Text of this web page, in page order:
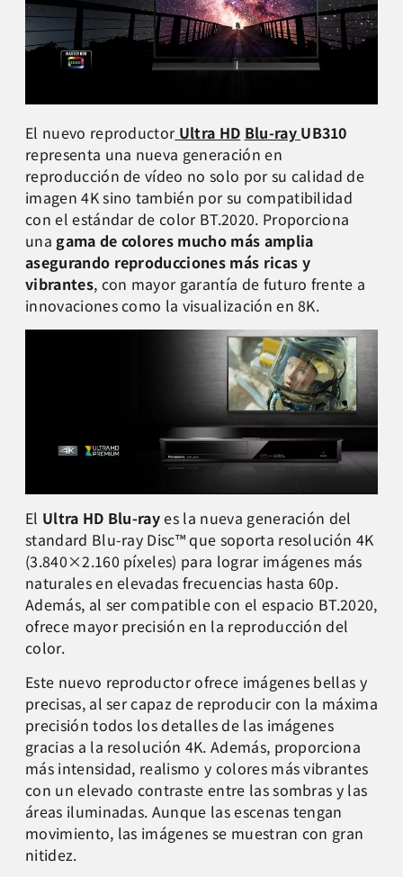
El nuevo reproductorUltra HD Blu-ray UB310
representa una nueva generación en
reproducción de vídeo no solo por su calidad de
imagen 4K sino también por su compatibilidad
con el estándar de color BT.2020. Proporciona
una gama de colores mucho más amplia
asegurando reproducciones más ricas y
vibrantes, con mayor garantía de futuro frente a
innovaciones como la visualización en 8K.
El Ultra HD Blu-rayes la nueva generación del
standard Blu-ray Disc™ que soporta resolución 4K
(3.840×2.160 píxeles) para lograr imágenes más
naturales en elevadas frecuencias hasta 60p.
Además, al ser compatible con el espacio BT.2020,
ofrece mayor precisión en la reproducción del
color.
Este nuevo reproductor ofrece imágenes bellas y
precisas, al ser capaz de reproducir con la máxima
precisión todos los detalles de las imágenes
gracias a la resolución 4K. Además, proporciona
más intensidad, realismo y colores más vibrantes
con un elevado contraste entre las sombras y las
áreas iluminadas. Aunque las escenas tengan
movimiento, las imágenes se muestran con gran
nitidez.